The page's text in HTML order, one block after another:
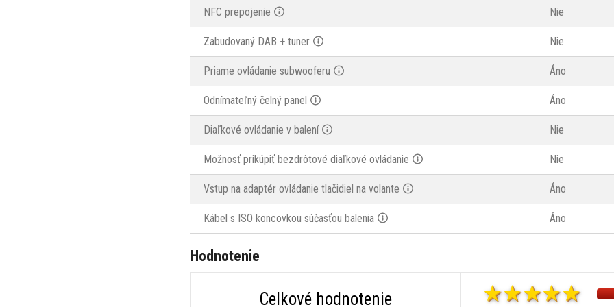
NFC prepojenie Nie
Zabudovaný DAB + tuner Nie
Priame ovládanie subwooferu Áno
Odnímateľný čelný panel Áno
Diaľkové ovládanie v balení Nie
Možnosť prikúpiť bezdrôtové diaľkové ovládanie Nie
Vstup na adaptér ovládanie tlačidiel na volante Áno
Kábel s ISO koncovkou súčasťou balenia Áno
Hodnotenie
Celkové hodnotenie